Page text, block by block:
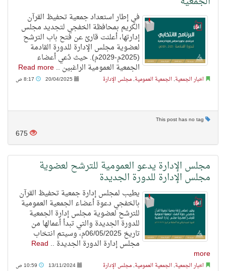
في إطار استعداد جمعية تحفيظ القرآن
الكريم بمحافظة الخفجي لتجديد مجلس
إدارتها، أعلنت قارئ عن فتح باب الترشح
لعضوية مجلس الإدارة للدورة القادمة
(2025م-2029م). حيث دُعي أعضاء
الجمعية العمومية الراغبين ..Read more
اخبار الجمعية, الجمعية العمومية, مجلس الإدارة 20/04/2025
675
مجلس الإدارة يدعو العمومية للترشح لعضوية
مجلس الإدارة للدورة الجديدة
يطيب لمجلس إدارة جمعية تحفيظ القرآن
بالخفجي دعوة أعضاء الجمعية العمومية
للترشح لعضوية مجلس إدارة الجمعية
للدورة الجديدة والتي تبدأ أعمالها من
تاريخ 06/05/2025م، وسيتم انتخاب
مجلس إدارة الدورة الجديدة .. Read
more
اخبار الجمعية, الجمعية العمومية, مجلس الإدارة 13/11/2024